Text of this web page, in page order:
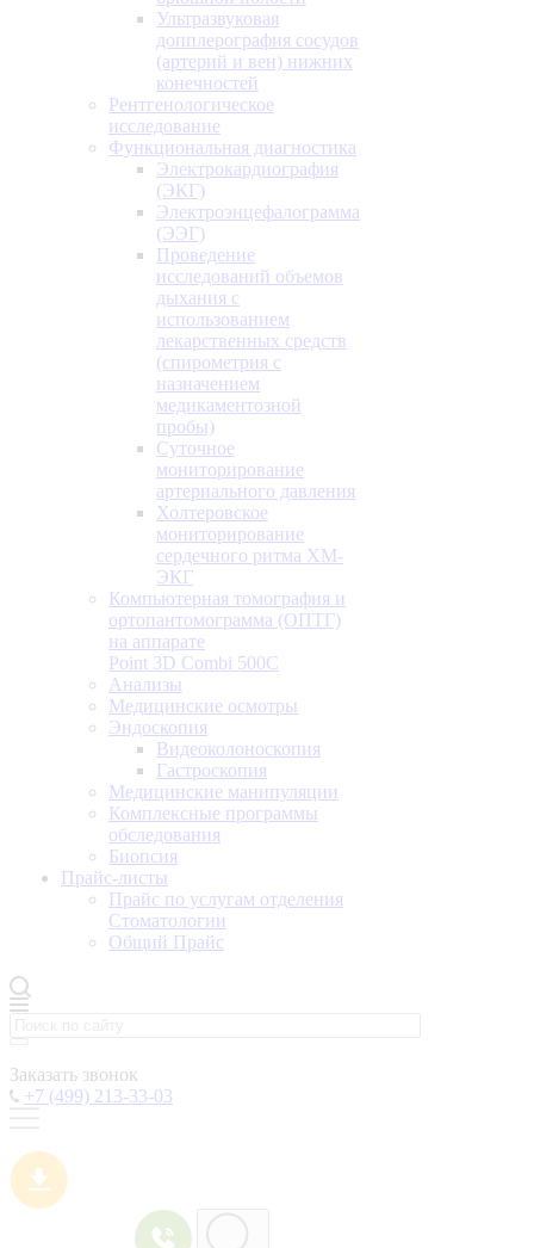
Ультразвуковая
допплерография сосудов
(артерий и вен) нижних
конечностей
Рентгенологическое
исследование
Функциональная диагностика
Электрокардиография
(ЭКГ)
Электроэнцефалограмма
(ЭЭГ)
Проведение
исследований объемов
дыхания с
использованием
лекарственных средств
(спирометрия с
назначением
медикаментозной
пробы)
Суточное
мониторирование
артериального давления
Холтеровское
мониторирование
сердечного ритма ХМ-
ЭКГ
Компьютерная томография и
ортопантомограмма (ОПТГ)
на аппарате
Point 3D Combi 500C
Анализы
Медицинские осмотры
Эндоскопия
Видеоколоноскопия
Гастроскопия
Медицинские манипуляции
Комплексные программы
обследования
Биопсия
Прайс-листы
Прайс по услугам отделения
Стоматологии
Общий Прайс
Заказать звонок
+7 (499) 213-33-03